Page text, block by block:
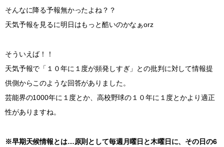
そんなに降る予報無かったよね？？
天気予報を見るに明日はもっと酷いのかなぁorz
そういえば！！
天気予報で「１０年に１度が頻発しすぎ」との批判に対して情報提
供側からこのような回答がありました。
芸能界の1000年に１度とか、高校野球の１０年に１度とかより適正
性がありますね。
※早期天候情報とは…原則として毎週月曜日と木曜日に、その日の6